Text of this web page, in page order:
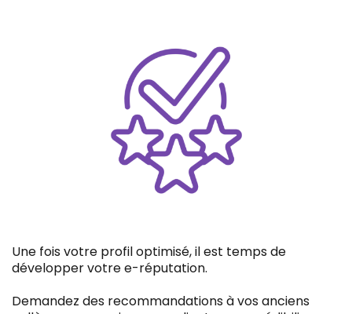
Une fois votre profil optimisé, il est temps de
développer votre e-réputation.
Demandez des recommandations à vos anciens